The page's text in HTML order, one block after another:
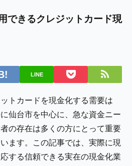
できるクレジットカード現
LINE
トカードを現金化する需要は
仙台市を中心に、急な資金ニー
の存在は多くの方にとって重要
ます。この記事では、実際に現
する信頼できる実在の現金化業